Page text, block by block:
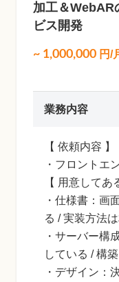
加工＆WebAR
ビス開発
~ 1,000,000 円/
業務内容
【 依頼内容 】
・フロントエ
【 用意してあ
・仕様書：画
る / 実装方法
・サーバー構
している / 構
・デザイン：